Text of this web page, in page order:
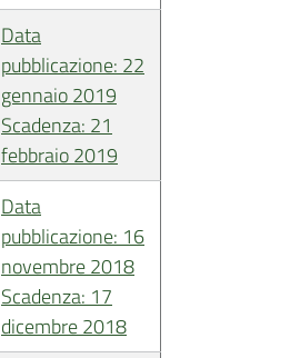
Data
pubblicazione: 22
gennaio 2019
Scadenza: 21
febbraio 2019
Data
pubblicazione: 16
novembre 2018
Scadenza: 17
dicembre 2018